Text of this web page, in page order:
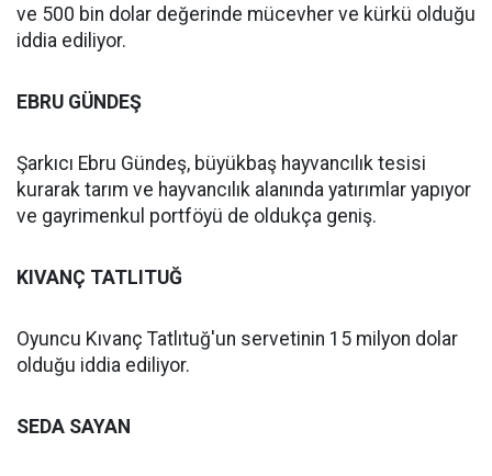
ve 500 bin dolar değerinde mücevher ve kürkü olduğu
iddia ediliyor.
EBRU GÜNDEŞ
Şarkıcı Ebru Gündeş, büyükbaş hayvancılık tesisi
kurarak tarım ve hayvancılık alanında yatırımlar yapıyor
ve gayrimenkul portföyü de oldukça geniş.
KIVANÇ TATLITUĞ
Oyuncu Kıvanç Tatlıtuğ'un servetinin 15 milyon dolar
olduğu iddia ediliyor.
SEDA SAYAN